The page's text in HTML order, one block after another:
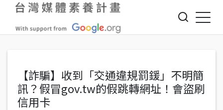
Jump to Navigation
Jump to Main content
【詐騙】收到「交通違規罰鍰」不明簡
訊？假冒gov.tw的假跳轉網址！會盜刷
信用卡